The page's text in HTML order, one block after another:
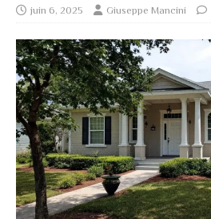
juin 6, 2025 Giuseppe Mancini